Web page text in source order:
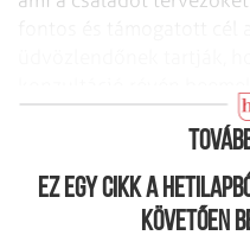
Ez egy cikk a
követően